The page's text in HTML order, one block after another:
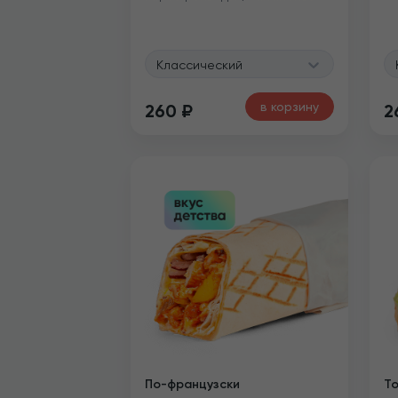
Классический
260 ₽ в корзину
По-французски